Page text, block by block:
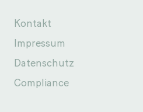
Kontakt
Impressum
Datenschutz
Compliance